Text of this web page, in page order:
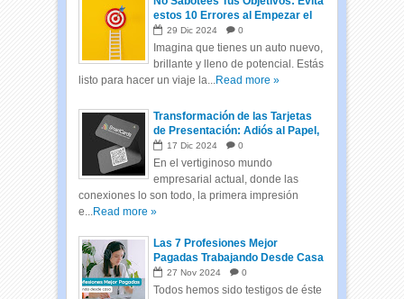
estos 10 Errores al Empezar el
Año
29 Dic 2024 0
Imagina que tienes un auto nuevo,
brillante y lleno de potencial. Estás
listo para hacer un viaje la...Read more »
Transformación de las Tarjetas
de Presentación: Adiós al Papel,
Hola a las Tarjetas Inteligentes
17 Dic 2024 0
En el vertiginoso mundo
empresarial actual, donde las
conexiones lo son todo, la primera impresión
e...Read more »
Las 7 Profesiones Mejor
Pagadas Trabajando Desde Casa
27 Nov 2024 0
Todos hemos sido testigos de éste